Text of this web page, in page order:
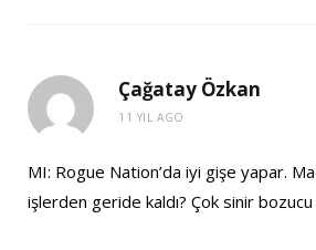
Çağatay Özkan
11 YIL AGO
MI: Rogue Nation’da iyi gişe yapar.
işlerden geride kaldı? Çok sinir bozucu